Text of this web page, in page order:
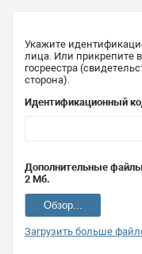
Укажите
лица. Или прикрепите
госреестра
сторона).
Идентификационный
Дополнительные
2 Мб.
Обзор...
Загрузить больше